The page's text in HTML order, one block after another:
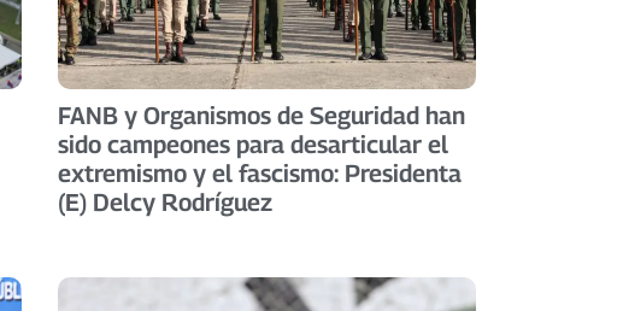
FANB y Organismos de Seguridad han
sido campeones para desarticular el
extremismo y el fascismo: Presidenta
(E) Delcy Rodríguez